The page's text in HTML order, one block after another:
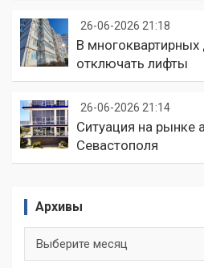
26-06-2026 21:18
В
отключать лифты
26-06-2026 21:14
Ситуация на
Севастополя
Архивы